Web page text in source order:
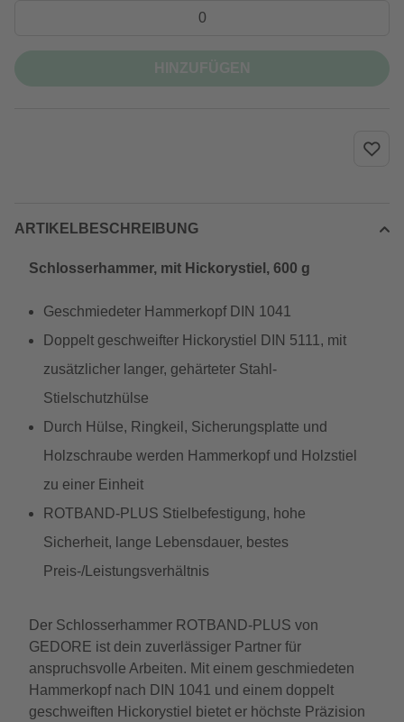
ARTIKELBESCHREIBUNG
Schlosserhammer, mit Hickorystiel, 600 g
Geschmiedeter Hammerkopf DIN 1041
Doppelt geschweifter Hickorystiel DIN 5111, mit
zusätzlicher langer, gehärteter Stahl-
Stielschutzhülse
Durch Hülse, Ringkeil, Sicherungsplatte und
Holzschraube werden Hammerkopf und Holzstiel
zu einer Einheit
ROTBAND-PLUS Stielbefestigung, hohe
Sicherheit, lange Lebensdauer, bestes
Preis-/Leistungsverhältnis
Der Schlosserhammer ROTBAND-PLUS von
GEDORE ist dein zuverlässiger Partner für
anspruchsvolle Arbeiten. Mit einem geschmiedeten
Hammerkopf nach DIN 1041 und einem doppelt
geschweiften Hickorystiel bietet er höchste Präzision